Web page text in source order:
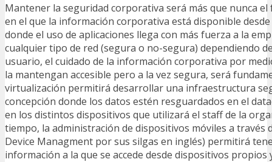
Mantener la seguridad corporativa será más que nunca
en el que la información corporativa está disponible
donde el uso de aplicaciones llega con más fuerza a la
cualquier tipo de red (segura o no-segura) dependiendo
usuario, el cuidado de la información corporativa por
la mantengan accesible pero a la vez segura, será
virtualización permitirá desarrollar una infraestructura
concepción donde los datos estén resguardados en el
en los distintos dispositivos que utilizará el staff de la
tiempo, la administración de dispositivos móviles a través
Device Managment por sus silgas en inglés) permitirá
información a la que se accede desde dispositivos propios